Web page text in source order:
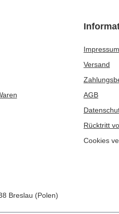
Impressum
Versand
AGB
Rücktritt
Cookies
Breslau (Polen)